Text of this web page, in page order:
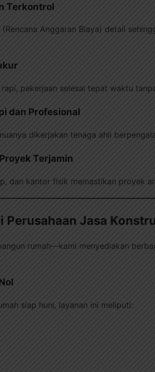
Terkontrol
Anggaran Biaya) detail
pekerjaan selesai tepat waktu
dan Profesional
dikerjakan tenaga ahli
Terjamin
dan kantor fisik memastikan proyek
Perusahaan Jasa
rumah—kami menyediakan
siap huni, layanan ini meliputi: